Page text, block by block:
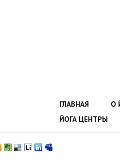
ГЛАВНАЯ О
ЙОГА ЦЕНТРЫ